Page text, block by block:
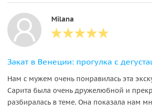
Milana
Закат в Венеции: прогулка с
Нам с мужем очень понравилась эта
Сарита была очень дружелюбной и
разбиралась в теме. Она показала нам